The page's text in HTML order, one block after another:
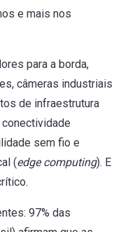
e mais nos
para a borda,
câmeras industriais
de infraestrutura
sem fio e
(edge computing). E
97% das